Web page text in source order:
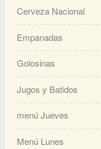
Cerveza Nacional
Empanadas
Golosinas
Jugos y Batidos
menú Jueves
Menú Lunes